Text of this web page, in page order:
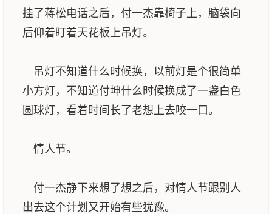
挂了蒋松电话之后，付一杰靠椅子上，脑袋向
后仰着盯着天花板上吊灯。
吊灯不知道什么时候换，以前灯是个很简单
小方灯，不知道付坤什么时候换成了一盏白色
圆球灯，看着时间长了老想上去咬一口。
情人节。
付一杰静下来想了想之后，对情人节跟别人
出去这个计划又开始有些犹豫。